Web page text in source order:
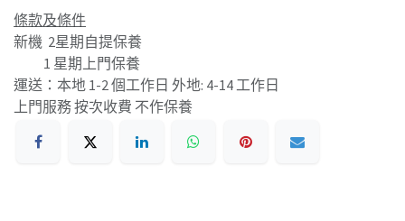
條款及條件
新機 2星期自提保養
1 星期上門保養
運送：本地 1-2 個工作日 外地: 4-14 工作日
上門服務 按次收費 不作保養